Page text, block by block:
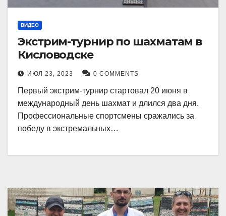
ВИДЕО
Экстрим-турнир по шахматам в
Кисловодске
ИЮЛ 23, 2023 0 COMMENTS
Первый экстрим-турнир стартовал 20 июня в
международный день шахмат и длился два дня.
Профессиональные спортсмены сражались за
победу в экстремальных…